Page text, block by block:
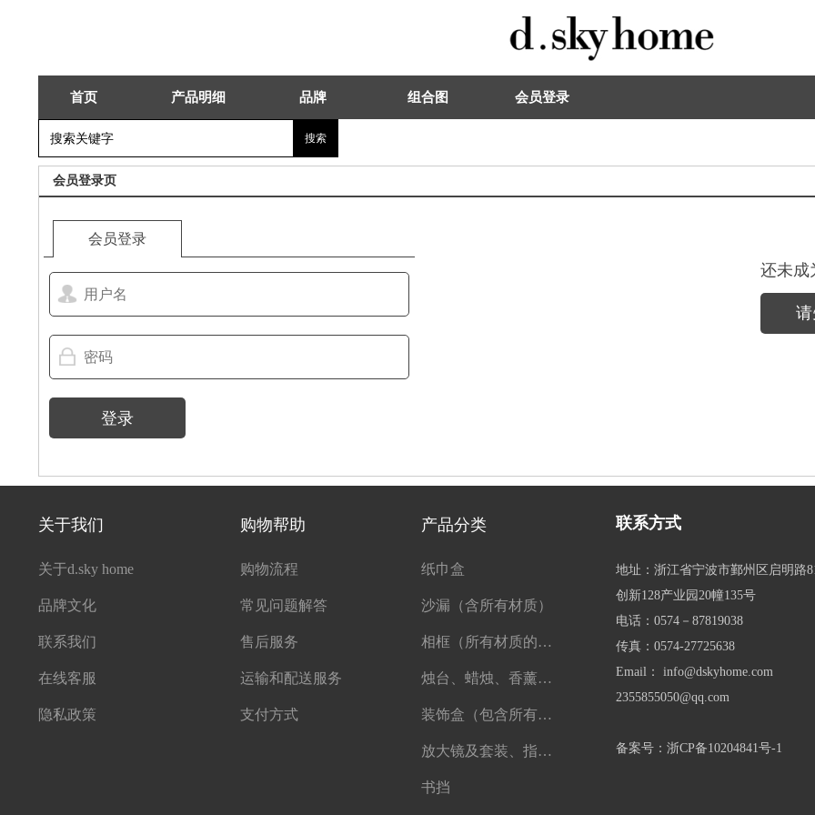
首页 产品明细 品牌 组合图 会员登录
会员登录页
会员登录
登录
还未成
关于我们
关于d.sky home
品牌文化
联系我们
在线客服
隐私政策
购物帮助
购物流程
常见问题解答
售后服务
运输和配送服务
支付方式
产品分类
纸巾盒
沙漏（含所有材质）
相框（所有材质的相框）
烛台、蜡烛、香薰、精油及一切香薰制品
装饰盒（包含所有盒子）
放大镜及套装、指南针、望远镜
书挡
地址：浙江省宁波市鄞州区启明路
创新128产业园20幢135号
电话：0574－87819038
传真：0574-27725638
Email： info@dskyhome.com
2355855050@qq.com
备案号：浙CP备10204841号-1
联系方式